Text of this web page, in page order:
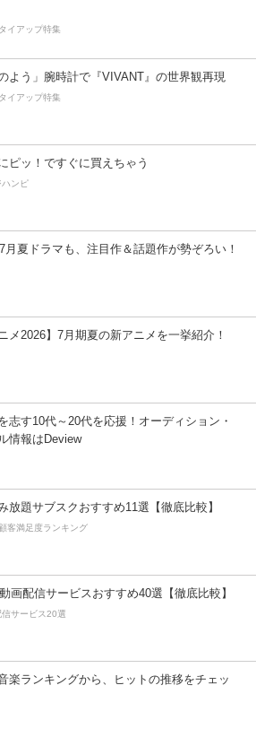
イアップ特集
のよう」腕時計で『VIVANT』の世界観再現
イアップ特集
ピッ！ですぐに買えちゃう
ハンピ
月夏ドラマも、注目作＆話題作が勢ぞろい！
メ2026】7月期夏の新アニメを一挙紹介！
志す10代～20代を応援！オーディション・
情報はDeview
放題サブスクおすすめ11選【徹底比較】
客満足度ランキング
画配信サービスおすすめ40選【徹底比較】
サービス20選
楽ランキングから、ヒットの推移をチェッ